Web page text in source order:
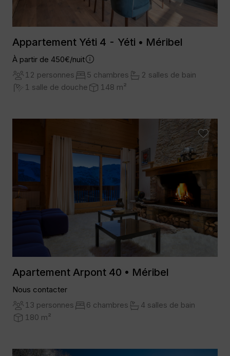
Appartement Yéti 4 - Yéti • Méribel
À partir de 450€/nuit
12 personnes
5 chambres
2 salles de bain
1 salle de douche
148 m²
Apartement Arpont 40 • Méribel
Nous contacter
13 personnes
6 chambres
4 salles de bain
180 m²